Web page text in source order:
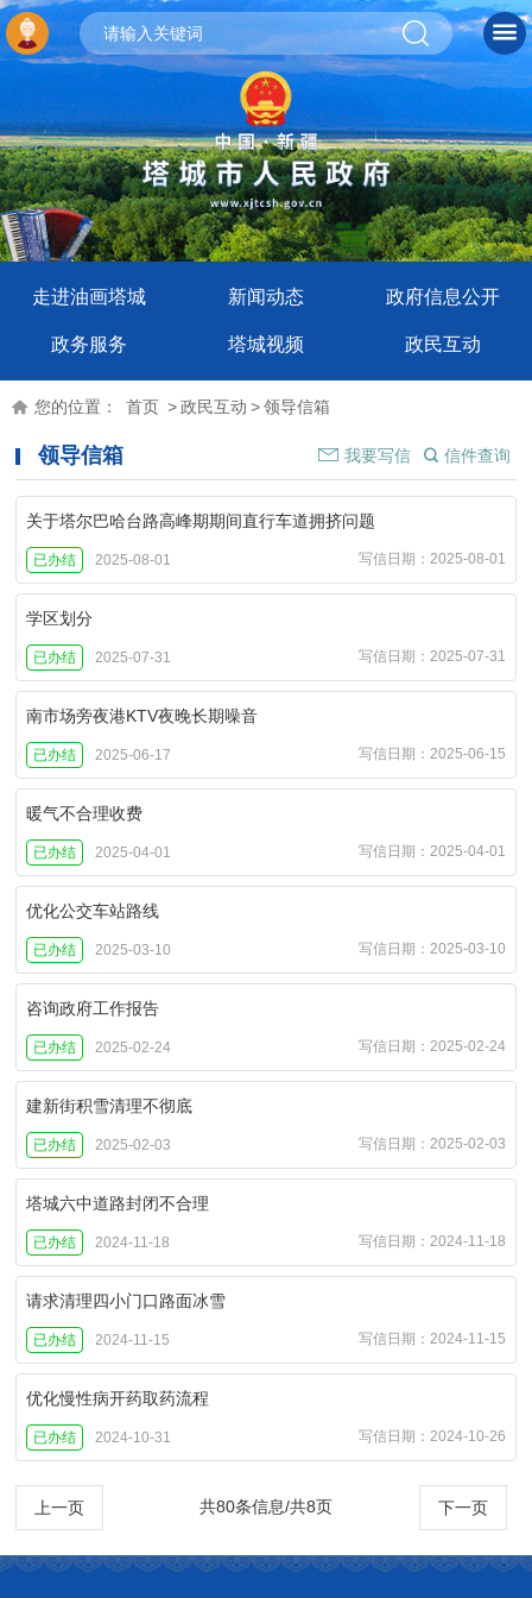
走进油画塔城 新闻动态 政府信息公开
政务服务 塔城视频 政民互动
您的位置： 首页 >政民互动 >领导信箱
信件查询
我要写信
领导信箱
关于塔尔巴哈台路高峰期期间直行车道拥挤问题
已办结 2025-08-01 写信日期：2025-08-01
学区划分
已办结 2025-07-31 写信日期：2025-07-31
南市场旁夜港KTV夜晚长期噪音
已办结 2025-06-17 写信日期：2025-06-15
暖气不合理收费
已办结 2025-04-01 写信日期：2025-04-01
优化公交车站路线
已办结 2025-03-10 写信日期：2025-03-10
咨询政府工作报告
已办结 2025-02-24 写信日期：2025-02-24
建新街积雪清理不彻底
已办结 2025-02-03 写信日期：2025-02-03
塔城六中道路封闭不合理
已办结 2024-11-18 写信日期：2024-11-18
请求清理四小门口路面冰雪
已办结 2024-11-15 写信日期：2024-11-15
优化慢性病开药取药流程
已办结 2024-10-31 写信日期：2024-10-26
上一页 下一页
共80条信息/共8页